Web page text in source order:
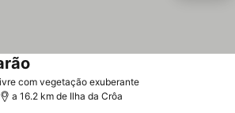
com vegetação exuberanteVer preços
a 16.2 km de Ilha da Crôa